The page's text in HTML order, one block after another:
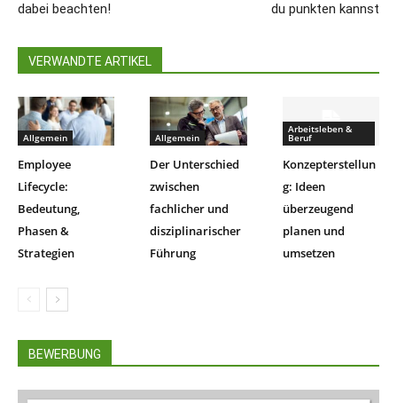
dabei beachten!
du punkten kannst
VERWANDTE ARTIKEL
Allgemein
Employee
Lifecycle:
Bedeutung,
Phasen &
Strategien
Allgemein
Der Unterschied
zwischen
fachlicher und
disziplinarischer
Führung
Arbeitsleben &
Beruf
Konzepterstellun
g: Ideen
überzeugend
planen und
umsetzen
BEWERBUNG